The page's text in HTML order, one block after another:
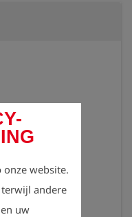
website.
andere
uw